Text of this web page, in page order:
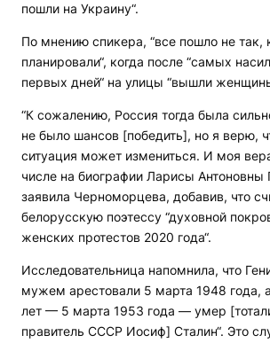
пошли на Украину“.
По мнению спикера, “все пошло не так,
планировали“, когда после “самых
первых дней“ на улицы “вышли
“К сожалению, Россия тогда была
не было шансов [победить], но я верю,
ситуация может измениться. И моя
числе на биографии Ларисы
заявила Черноморцева, добавив, что
белорусскую поэтессу “духовной
женских протестов 2020 года“.
Исследовательница напомнила, что
мужем арестовали 5 марта 1948 года,
лет — 5 марта 1953 года — умер
правитель СССР Иосиф] Сталин“. Это